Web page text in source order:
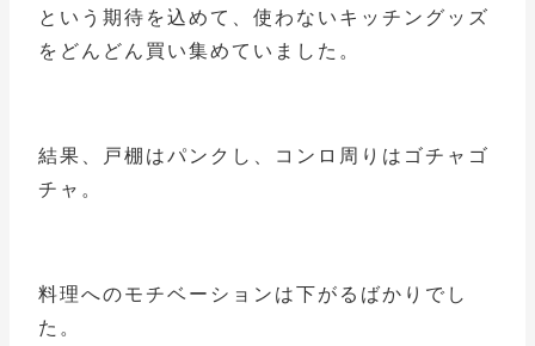
という期待を込めて、使わないキッチングッズ
をどんどん買い集めていました。
結果、戸棚はパンクし、コンロ周りはゴチャゴ
チャ。
料理へのモチベーションは下がるばかりでし
た。